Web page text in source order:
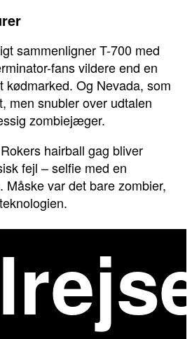
sammenligner T-700 med
fans vildere end en
kødmarked. Og Nevada, som
men snubler over udtalen
zombiejæger.
hairball gag bliver
fejl – selfie med en
Måske var det bare zombier,